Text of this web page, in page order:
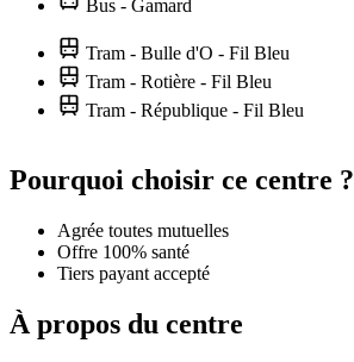
Bus - Gamard
Tram - Bulle d'O - Fil Bleu
Tram - Rotière - Fil Bleu
Tram - République - Fil Bleu
+
Pourquoi choisir ce centre ?
Agrée toutes mutuelles
Offre 100% santé
Tiers payant accepté
À propos du centre